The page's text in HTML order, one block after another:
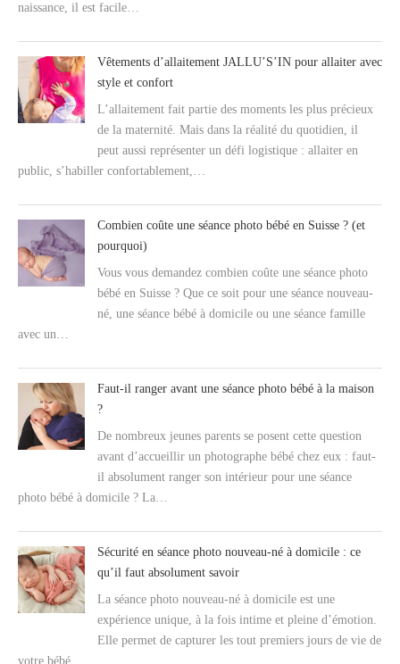
naissance, il est facile…
Vêtements d’allaitement JALLU’S’IN pour allaiter avec
style et confort
L’allaitement fait partie des moments les plus précieux
de la maternité. Mais dans la réalité du quotidien, il
peut aussi représenter un défi logistique : allaiter en
public, s’habiller confortablement,…
Combien coûte une séance photo bébé en Suisse ? (et
pourquoi)
Vous vous demandez combien coûte une séance photo
bébé en Suisse ? Que ce soit pour une séance nouveau-
né, une séance bébé à domicile ou une séance famille
avec un…
Faut-il ranger avant une séance photo bébé à la maison
?
De nombreux jeunes parents se posent cette question
avant d’accueillir un photographe bébé chez eux : faut-
il absolument ranger son intérieur pour une séance
photo bébé à domicile ? La…
Sécurité en séance photo nouveau-né à domicile : ce
qu’il faut absolument savoir
La séance photo nouveau-né à domicile est une
expérience unique, à la fois intime et pleine d’émotion.
Elle permet de capturer les tout premiers jours de vie de
votre bébé…